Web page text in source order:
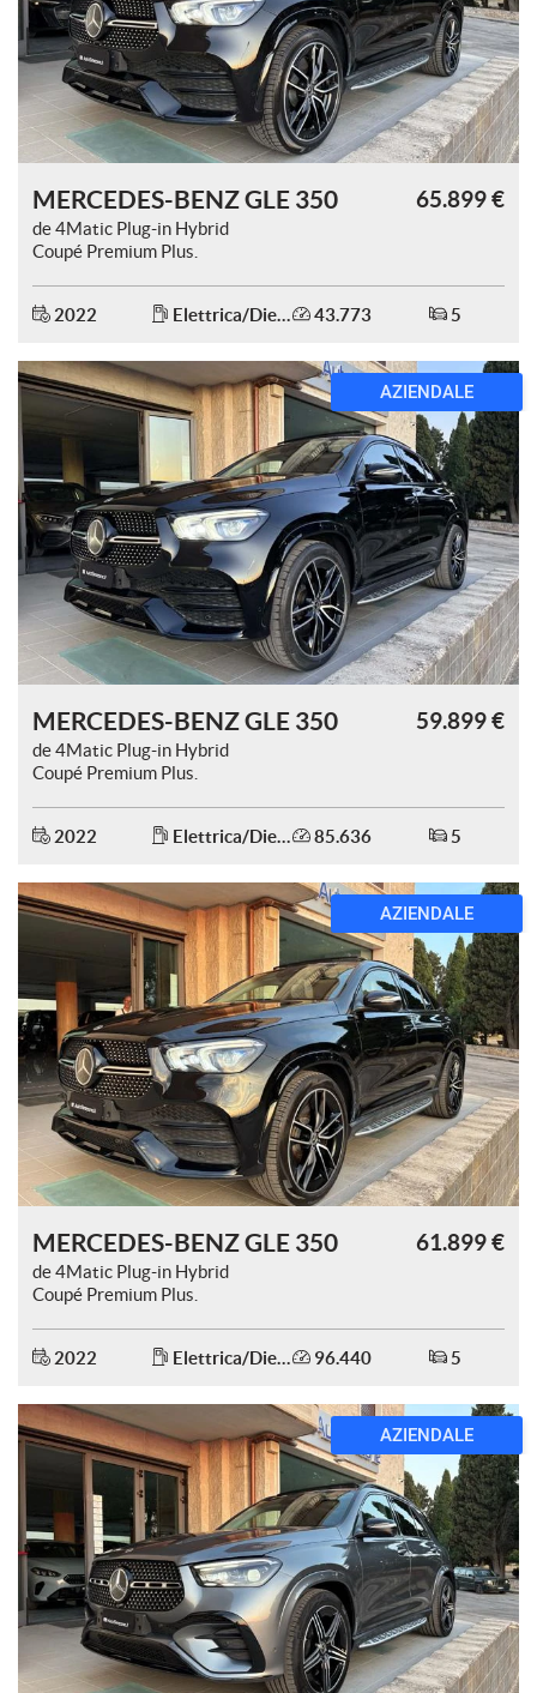
MERCEDES-BENZ GLE 350
de 4Matic Plug-in Hybrid
Coupé Premium Plus.
65.899 €
2022 Elettrica/Diesel 43.773 5
PROMOZIONE
MERCEDES-BENZ GLE 350
de 4Matic Plug-in Hybrid
Coupé Premium Plus.
59.899 €
2022 Elettrica/Diesel 85.636 5
AZIENDALE
MERCEDES-BENZ GLE 350
de 4Matic Plug-in Hybrid
Coupé Premium Plus.
61.899 €
2022 Elettrica/Diesel 96.440 5
AZIENDALE
tracciamento
che
adottiamo
per
le
funzionalità
svolgere
le
attività
descritte.
ottenere
maggiori
informazioni
sull'utilità
sul
funzionamento
di
questi
strumenti
di
tracciamento
si
rimanda
cookie
policy.
Puoi
e
modificare
tue
scelte
momento.
Cookie necessari
Cookie delle preferenze
Cookie per il miglioramento dell'esperienza utente
Cookie di marketing
Leggi
la
cookie
policy
Salva
impostazioni